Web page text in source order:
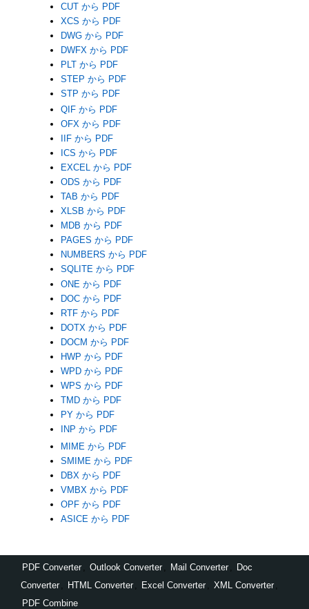
CUT から PDF
XCS から PDF
DWG から PDF
DWFX から PDF
PLT から PDF
STEP から PDF
STP から PDF
QIF から PDF
OFX から PDF
IIF から PDF
ICS から PDF
EXCEL から PDF
ODS から PDF
TAB から PDF
XLSB から PDF
MDB から PDF
PAGES から PDF
NUMBERS から PDF
SQLITE から PDF
ONE から PDF
DOC から PDF
RTF から PDF
DOTX から PDF
DOCM から PDF
HWP から PDF
WPD から PDF
WPS から PDF
TMD から PDF
PY から PDF
INP から PDF
MIME から PDF
SMIME から PDF
DBX から PDF
VMBX から PDF
OPF から PDF
ASICE から PDF
PDF Converter Outlook Converter Mail Converter
Doc
Converter
HTML Converter Excel Converter XML Converter
PDF Combine